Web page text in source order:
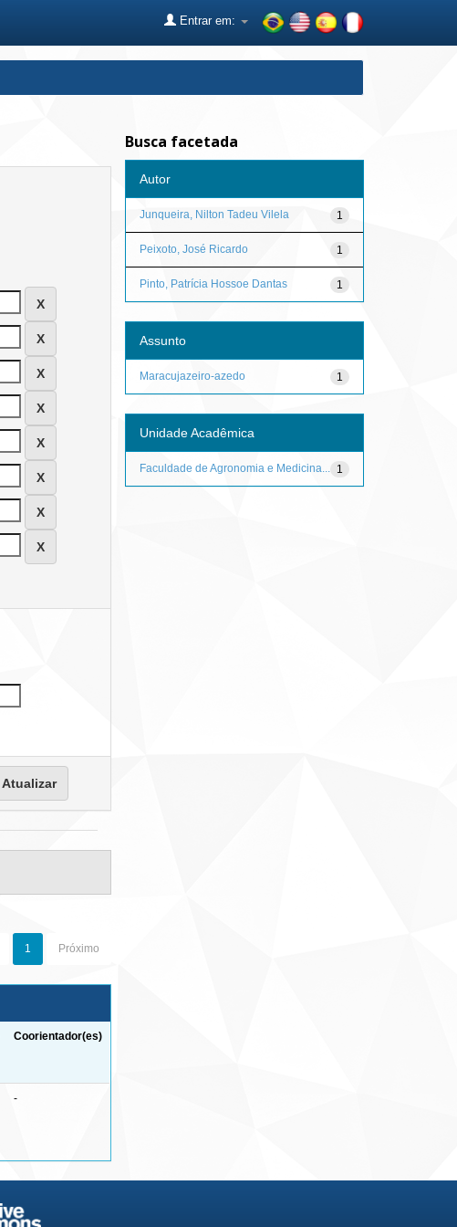
Entrar em:
1 Próximo
Coorientador(es)
-
Busca facetada
Autor
1
Junqueira, Nilton Tadeu Vilela
1
Peixoto, José Ricardo
1
Pinto, Patrícia Hossoe Dantas
Assunto
1
Maracujazeiro-azedo
Unidade Acadêmica
1
Faculdade de Agronomia e Medicina...